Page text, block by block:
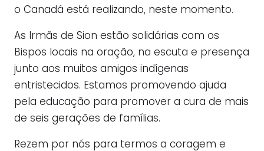
o Canadá está realizando, neste momento.
As Irmãs de Sion estão solidárias com os
Bispos locais na oração, na escuta e presença
junto aos muitos amigos indígenas
entristecidos. Estamos promovendo ajuda
pela educação para promover a cura de mais
de seis gerações de famílias.
Rezem por nós para termos a coragem e